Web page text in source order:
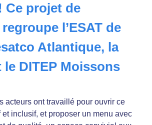
Ce projet de
l’ESAT de
Atlantique, la
le DITEP Moissons
acteurs ont travaillé pour ouvrir ce
inclusif, et proposer un menu avec